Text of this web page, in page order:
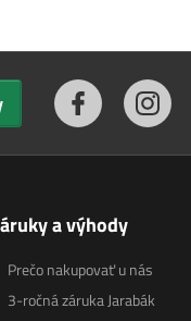
a výhody
Prečo nakupovať u nás
3-ročná záruka Jarabák